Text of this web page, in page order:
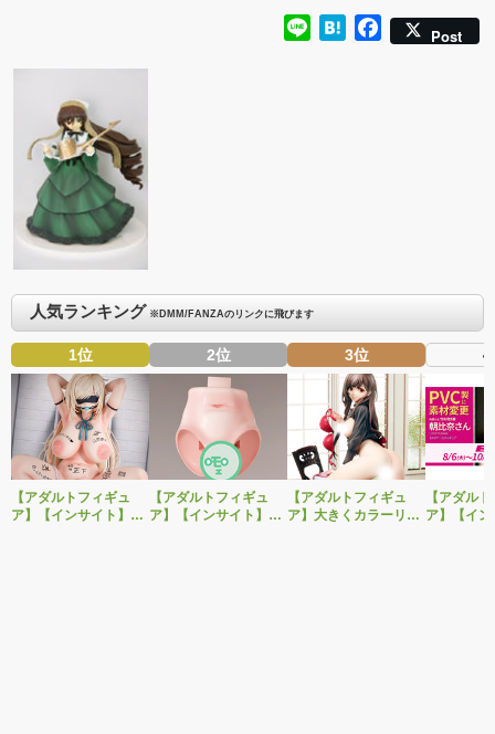
Line HatenaFacebook
Post
人気ランキング ※DMM/FANZAのリンクに飛びます
1位
【アダルトフィギュ
ア】【インサイト】肉
2位
【アダルトフィギュ
ア】【インサイト】ベ
3位
【アダルトフィギュ
ア】大きくカラーリン
4
【アダル
ア】【イ